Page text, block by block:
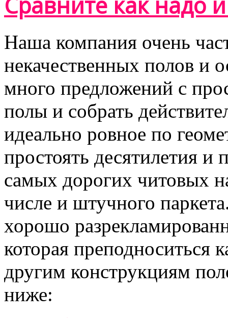
Наша компания очень
некачественных полов и
много предложений с
полы и собрать
идеально ровное по
простоять десятилетия
самых дорогих читовых
числе и штучного
хорошо
которая преподноситься
другим конструкциям
ниже: